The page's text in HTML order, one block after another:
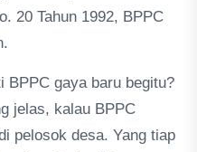
20 Tahun 1992, BPPC
BPPC gaya baru begitu?
jelas, kalau BPPC
pelosok desa. Yang tiap